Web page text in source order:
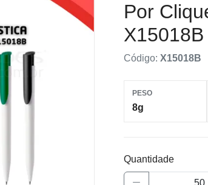
Por
X15018B
Código: X15018B
PESO
8g
Quantidade